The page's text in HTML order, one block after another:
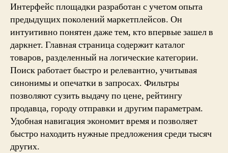
Интерфейс площадки разработан с учетом опыта
предыдущих поколений маркетплейсов. Он
интуитивно понятен даже тем, кто впервые зашел в
даркнет. Главная страница содержит каталог
товаров, разделенный на логические категории.
Поиск работает быстро и релевантно, учитывая
синонимы и опечатки в запросах. Фильтры
позволяют сузить выдачу по цене, рейтингу
продавца, городу отправки и другим параметрам.
Удобная навигация экономит время и позволяет
быстро находить нужные предложения среди тысяч
других.